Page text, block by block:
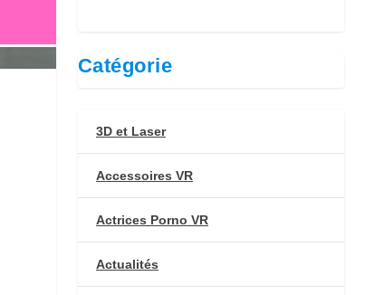
Catégorie
3D et Laser
Accessoires VR
Actrices Porno VR
Actualités